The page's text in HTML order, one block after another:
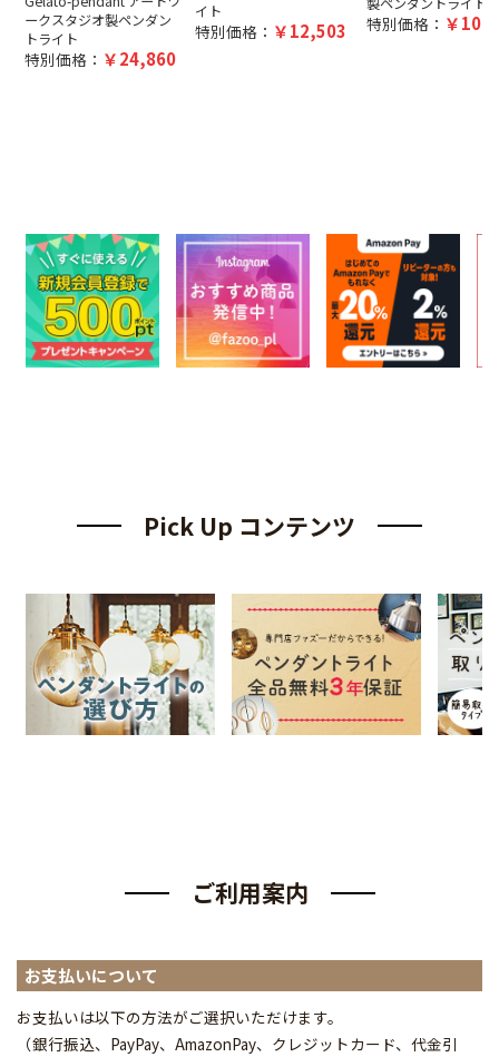
ークスタジオ製ペンダン
トライト
特別価格： 24,860
イト
特別価格： 12,503 特別価格：
Pick Up コンテンツ
ご利用案内
お支払いについて
お支払いは以下の方法がご選択いただけます。
（銀行振込、PayPay、AmazonPay、クレジットカード、代金引